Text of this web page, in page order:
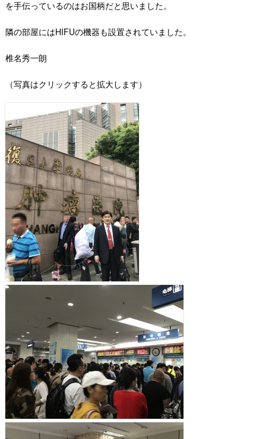
を手伝っているのはお国柄だと思いました。
隣の部屋にはHIFUの機器も設置されていました。
椎名秀一朗
（写真はクリックすると拡大します）